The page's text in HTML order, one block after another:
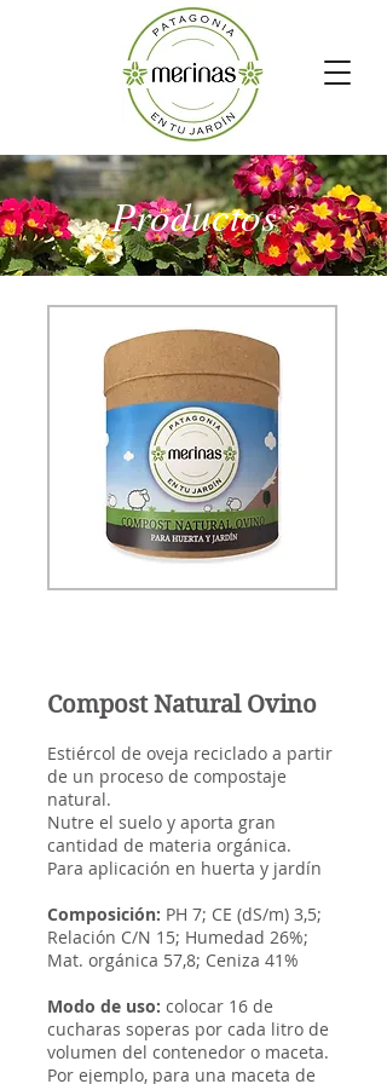
Compost Natural Ovino
Estiércol de oveja reciclado a partir
de un proceso de compostaje
natural.
Nutre el suelo y aporta gran
cantidad de materia orgánica.
Para aplicación en huerta y jardín
Composición: PH 7; CE (dS/m) 3,5;
Relación C/N 15; Humedad 26%;
Mat. orgánica 57,8; Ceniza 41%
Modo de uso: colocar 16 de
cucharas soperas por cada litro de
volumen del contenedor o maceta.
Por ejemplo, para una maceta de
Productos